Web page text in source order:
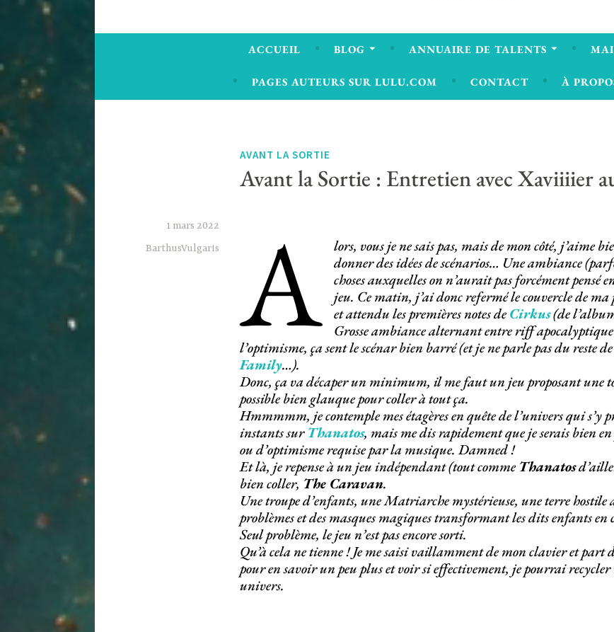
ACCUEIL BLOG ANNUAIRE DE TALENTS
PAGES AUTEURS SUR LULU.COM CONTACT À
AVANT LA SORTIE
Avant la Sortie : Entretien avec Xaviiiier
1 mars 2022
BarthusVulgaris
A
lors, vous je ne sais pas, mais de mon côté, j’aime
donner des idées de scénarios… Une ambiance
choses auxquelles on n’aurait pas forcément pensé
jeu. Ce matin, j’ai donc refermé le couvercle de
et attendu les premières notes deCirkus(de
Grosse ambiance alternant entre riff apocalyptique
l’optimisme, ça sent le scénar bien barré (et je ne parle pas du
Family…).
Donc, ça va décaper un minimum, il me faut un jeu proposant une
possible bien glauque pour coller à tout ça.
Hmmmmm, je contemple mes étagères en quête de l’univers qui s’y
instants surThanatos, mais me dis rapidement que je serais bien
ou d’optimisme requise par la musique. Damned !
Et là, je repense à un jeu indépendant (tout commeThanatos
bien coller, The Caravan.
Une troupe d’enfants, une Matriarche mystérieuse, une terre
problèmes et des masques magiques transformant les dits enfants
Seul problème, le jeu n’est pas encore sorti.
Qu’à cela ne tienne ! Je me saisi vaillamment de mon clavier et part
pour en savoir un peu plus et voir si effectivement, je pourrai
univers.